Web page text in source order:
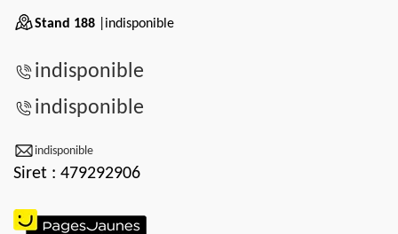
Stand 188 |indisponible
indisponible
indisponible
indisponible
Siret : 479292906